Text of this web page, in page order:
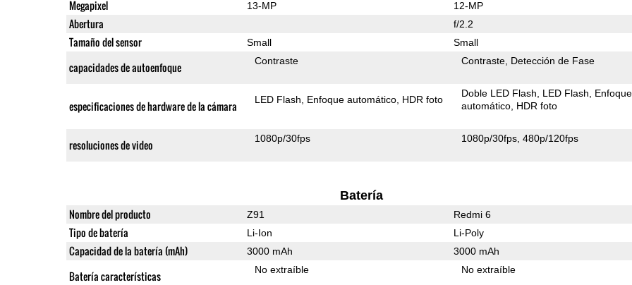
Megapixel 13-MP 12-MP
Abertura f/2.2
Tamaño del sensor Small Small
capacidades de autoenfoque Contraste Contraste Detección de Fase
especificaciones de hardware de la cámara LED Flash Enfoque automático HDR foto
Doble LED Flash LED Flash
Enfoque
automático HDR foto
resoluciones de video 1080p/30fps 1080p/30fps 480p/120fps
Batería
Nombre del producto Z91 Redmi 6
Tipo de batería Li-Ion Li-Poly
Capacidad de la batería (mAh) 3000 mAh 3000 mAh
Batería características No extraíble No extraíble